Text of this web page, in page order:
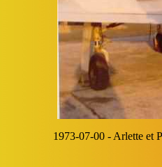
1973-07-00 - Arlette et